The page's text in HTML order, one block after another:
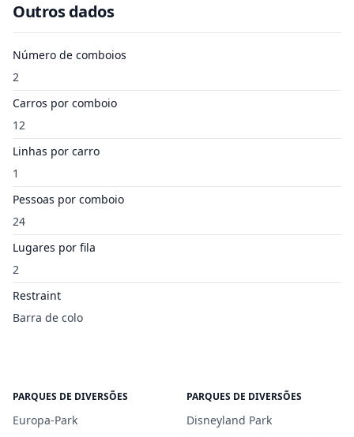
Outros dados
Número de comboios
2
Carros por comboio
12
Linhas por carro
1
Pessoas por comboio
24
Lugares por fila
2
Restraint
Barra de colo
PARQUES DE DIVERSÕES
Europa-Park
PARQUES DE DIVERSÕES
Disneyland Park